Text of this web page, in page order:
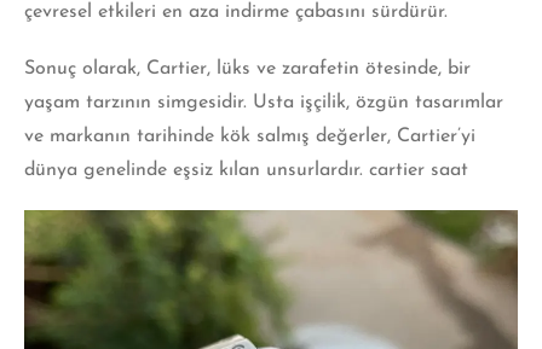
çevresel etkileri en aza indirme çabasını sürdürür.
Sonuç olarak, Cartier, lüks ve zarafetin ötesinde, bir
yaşam tarzının simgesidir. Usta işçilik, özgün tasarımlar
ve markanın tarihinde kök salmış değerler, Cartier’yi
dünya genelinde eşsiz kılan unsurlardır. cartier saat